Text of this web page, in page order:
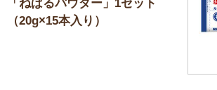
「ねばるパウダー」1セット
（20g×15本入り）